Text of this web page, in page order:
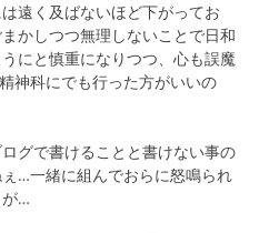
遠く及ばないほど下がってお
かしつつ無理しないことで日和
にと慎重になりつつ、心も誤魔
神科にでも行った方がいいの
グで書けることと書けない事の
…一緒に組んでおらに怒鳴られ
が…